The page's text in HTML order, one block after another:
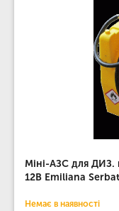
Міні-АЗС для ДИЗ.
12В Emiliana
Немає в наявності